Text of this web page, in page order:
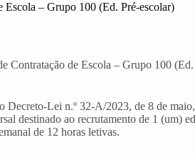
Escola – Grupo 100 (Ed. Pré-escolar)
Contratação de Escola – Grupo 100
Decreto-Lei n.º 32-A/2023, de 8 de
destinado ao recrutamento de 1 (um)
de 12 horas letivas.